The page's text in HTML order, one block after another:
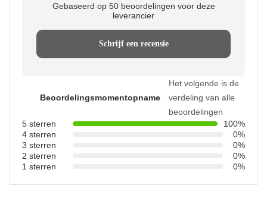
Gebaseerd op 50 beoordelingen voor deze
leverancier
Schrijf een recensie
Beoordelingsmomentopname
Het volgende is de
verdeling van alle
beoordelingen
5 sterren
100%
4 sterren
0%
3 sterren
0%
2 sterren
0%
1 sterren
0%